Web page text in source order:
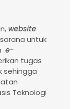
website
untuk
e-
tugas
sehingga
Teknologi